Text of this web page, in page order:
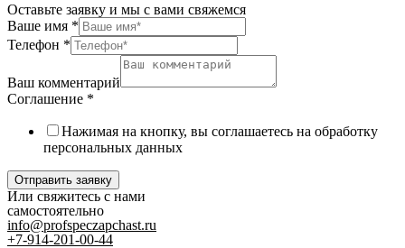
Оставьте заявку и мы с вами свяжемся
Ваше имя *
Телефон *
Ваш комментарий
Соглашение *
Нажимая на кнопку, вы соглашаетесь на обработку
персональных данных
Отправить заявку
Или свяжитесь с нами
самостоятельно
info@profspeczapchast.ru
+7-914-201-00-44